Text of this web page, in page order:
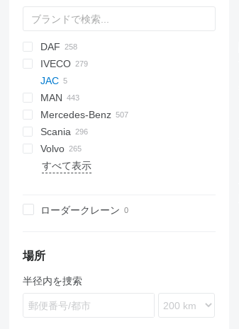
HD
DAF
CF
LF
XB
XD
XF
XG
YA
Elite
Ram
Ducato
3542D
Cargo
F-series
300
500
Ranger
EX-series
IVECO
Daily
EuroCargo
EuroStar
Eurotech
Eurotrakker
Magirus
T-Way
ELF
FVR
Forward
M-Series
NKR
NPR
JAC
N-Series
N90
N200
65111
MAN
F90
KAT
LE
NL series
TGM
Deutz
eDeliver
Mercedes-Benz
Actros
Antos
Arocs
C-Class
SK
Sprinter
Unimog
Canter
Cabstar
NT
335
378
Porter
C-series
D-series
D Wide
Kerax
Midliner
Midlum
Premium
Scania
G-series
K-series
R-series
F3000
L3000
371
380
E-series
G7
266
LT
1491
Phoenix
T-series
BC
FM
Dyna
ToyoAce
Constellation
Volvo
F89
FL
N-series
Terberg
すべて表示
ローダークレーン
場所
半径内を捜索